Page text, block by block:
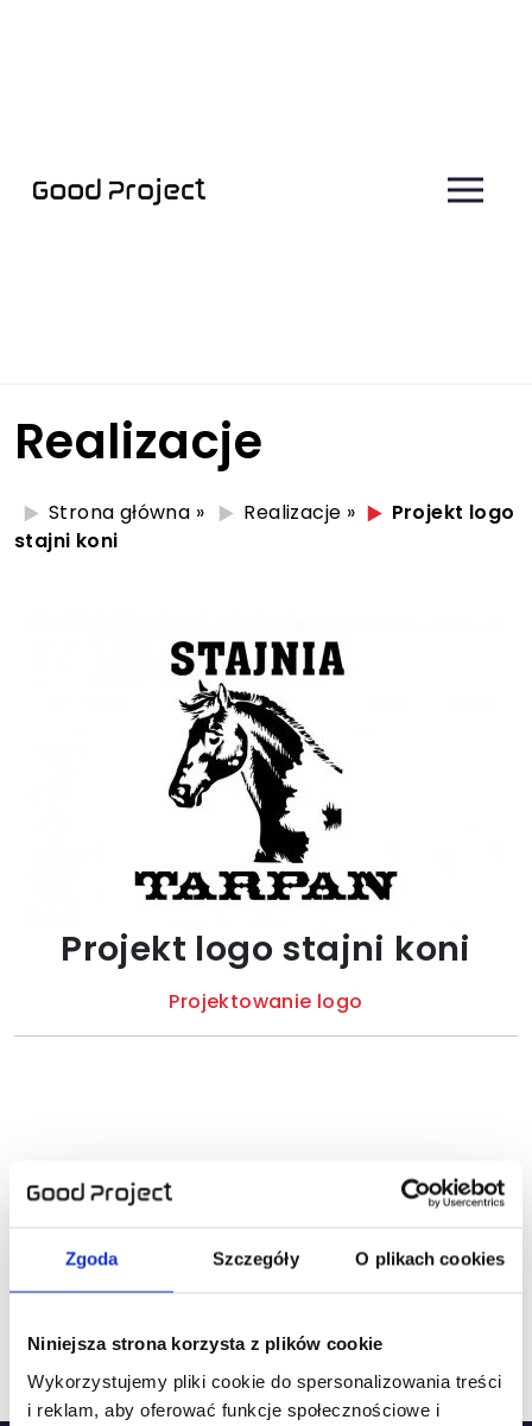
Zgoda Szczegóły O plikach cookies
Niniejsza strona korzysta z plików cookie
Wykorzystujemy pliki cookie do spersonalizowania treści
i reklam, aby oferować funkcje społecznościowe i
Realizacje
Strona główna » Realizacje »
Projekt logo
stajni koni
Projekt logo stajni koni
Projektowanie logo
Jak przydatna była ta strona?
Kliknij gwiazdkę, aby ocenić!
Średnia ocen2.5/ 5. Liczba ocen: